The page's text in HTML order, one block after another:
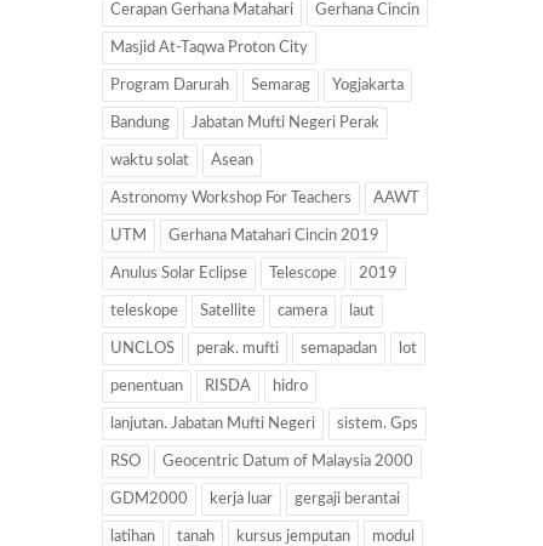
Cerapan Gerhana Matahari Gerhana Cincin
Masjid At-Taqwa Proton City
Program Darurah Semarag Yogjakarta
Bandung Jabatan Mufti Negeri Perak
waktu solat Asean
Astronomy Workshop For Teachers AAWT
UTM Gerhana Matahari Cincin 2019
Anulus Solar Eclipse Telescope 2019
teleskope Satellite camera laut
UNCLOS perak. mufti semapadan lot
penentuan RISDA hidro
lanjutan. Jabatan Mufti Negeri sistem. Gps
RSO Geocentric Datum of Malaysia 2000
GDM2000 kerja luar gergaji berantai
latihan tanah kursus jemputan modul